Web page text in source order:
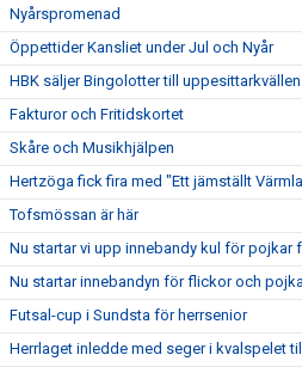
Nyårspromenad
Öppettider Kansliet under Jul och Nyår
HBK säljer Bingolotter till
Fakturor och Fritidskortet
Skåre och Musikhjälpen
Hertzöga fick fira med "Ett jämställt
Tofsmössan är här
Nu startar vi upp innebandy kul för pojkar
Nu startar innebandyn för flickor och
Futsal-cup i Sundsta för herrsenior
Herrlaget inledde med seger i kvalspelet